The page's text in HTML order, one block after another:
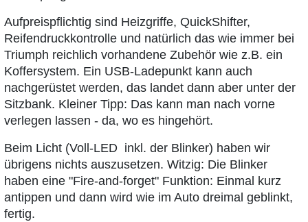
Aufpreispflichtig sind Heizgriffe, QuickShifter,
Reifendruckkontrolle und natürlich das wie immer bei
Triumph reichlich vorhandene Zubehör wie z.B. ein
Koffersystem. Ein USB-Ladepunkt kann auch
nachgerüstet werden, das landet dann aber unter der
Sitzbank. Kleiner Tipp: Das kann man nach vorne
verlegen lassen - da, wo es hingehört.
Beim Licht (Voll-LED inkl. der Blinker) haben wir
übrigens nichts auszusetzen. Witzig: Die Blinker
haben eine "Fire-and-forget" Funktion: Einmal kurz
antippen und dann wird wie im Auto dreimal geblinkt,
fertig.